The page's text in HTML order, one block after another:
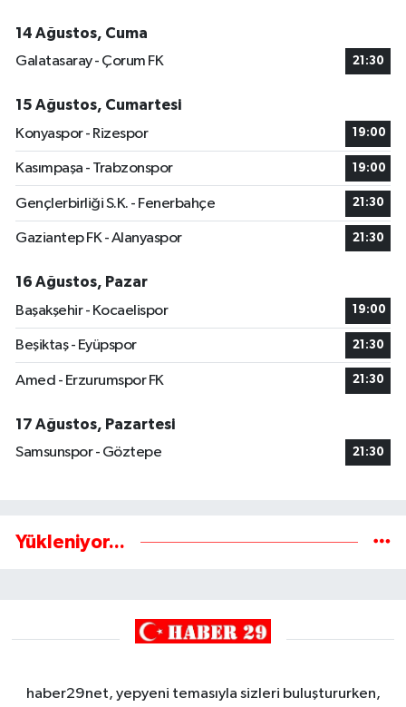
14 Ağustos, Cuma
Galatasaray - Çorum FK
21:30
15 Ağustos, Cumartesi
Konyaspor - Rizespor
19:00
Kasımpaşa - Trabzonspor 19:00
Gençlerbirliği S.K. - Fenerbahçe 21:30
Gaziantep FK - Alanyaspor 21:30
16 Ağustos, Pazar
Başakşehir - Kocaelispor
19:00
Beşiktaş - Eyüpspor 21:30
Amed - Erzurumspor FK 21:30
17 Ağustos, Pazartesi
Samsunspor - Göztepe
21:30
Yükleniyor...
haber29net, yepyeni temasıyla sizleri buluştururken,